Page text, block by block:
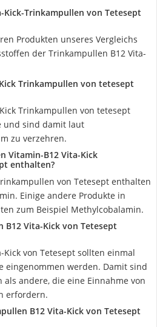
Kick-Trinkampullen von Tetesept
Produkten unseres Vergleichs
der Trinkampullen B12 Vita-
Trinkampullen von tetesept
Trinkampullen von tetesept
und sind damit laut
zu verzehren.
Vitamin-B12 Vita-Kick
enthalten?
von Tetesept enthalten
Einige andere Produkte in
zum Beispiel Methylcobalamin.
B12 Vita-Kick von Tetesept
von Tetesept sollten einmal
eingenommen werden. Damit sind
andere, die eine Einnahme von
erfordern.
B12 Vita-Kick von Tetesept